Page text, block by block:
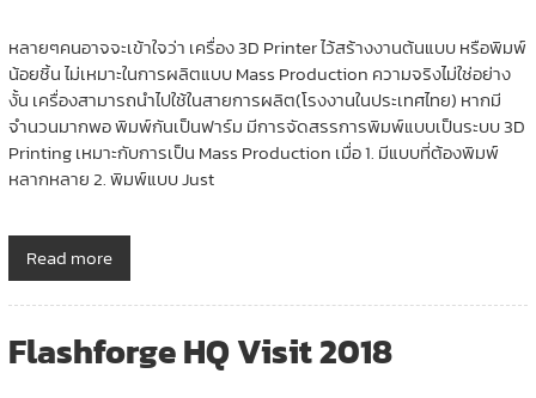
หลายๆคนอาจจะเข้าใจว่า เครื่อง 3D Printer ไว้สร้างงานต้นแบบ หรือพิมพ์
น้อยชิ้น ไม่เหมาะในการผลิตแบบ Mass Production ความจริงไม่ใช่อย่าง
งั้น เครื่องสามารถนำไปใช้ในสายการผลิต(โรงงานในประเทศไทย) หากมี
จำนวนมากพอ พิมพ์กันเป็นฟาร์ม มีการจัดสรรการพิมพ์แบบเป็นระบบ 3D
Printing เหมาะกับการเป็น Mass Production เมื่อ 1. มีแบบที่ต้องพิมพ์
หลากหลาย 2. พิมพ์แบบ Just
Read more
Flashforge HQ Visit 2018